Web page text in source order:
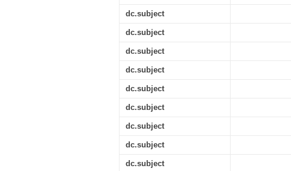
dc.subject
dc.subject
dc.subject
dc.subject
dc.subject
dc.subject
dc.subject
dc.subject
dc.subject